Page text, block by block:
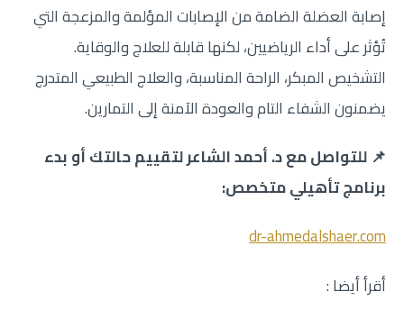
إصابة العضلة الضامة من الإصابات المؤلمة والمزعجة التي
تُؤثر على أداء الرياضيين، لكنها قابلة للعلاج والوقاية.
التشخيص المبكر، الراحة المناسبة، والعلاج الطبيعي المتدرج
يضمنون الشفاء التام والعودة الآمنة إلى التمارين.
📌 للتواصل مع د. أحمد الشاعر لتقييم حالتك أو بدء
برنامج تأهيلي متخصص:
dr-ahmedalshaer.com
أقرأ أيضا :